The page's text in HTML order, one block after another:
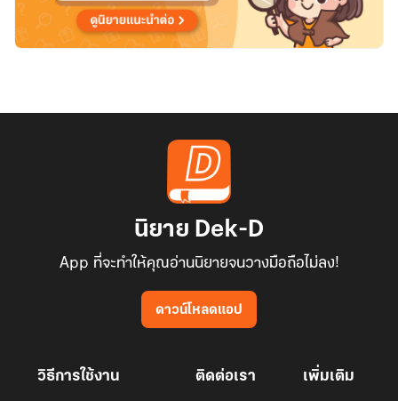
นิยาย Dek-D
App ที่จะทำให้คุณอ่านนิยายจนวางมือถือไม่ลง!
ดาวน์โหลดแอป
วิธีการใช้งาน ติดต่อเรา เพิ่มเติม